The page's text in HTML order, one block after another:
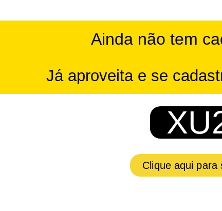
Ainda não tem
Já aproveita e se
Clique aqui para